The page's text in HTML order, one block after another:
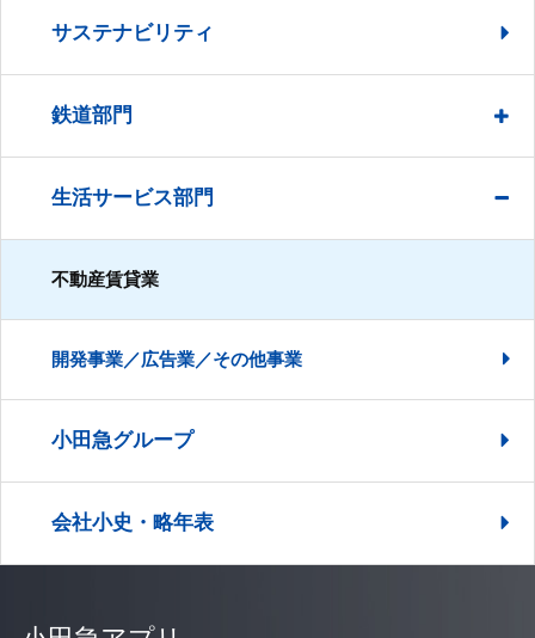
サステナビリティ
鉄道部門
生活サービス部門
不動産賃貸業
開発事業／広告業／その他事業
小田急グループ
会社小史・略年表